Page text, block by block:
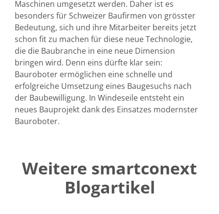
Maschinen umgesetzt werden. Daher ist es
besonders für Schweizer Baufirmen von grösster
Bedeutung, sich und ihre Mitarbeiter bereits jetzt
schon fit zu machen für diese neue Technologie,
die die Baubranche in eine neue Dimension
bringen wird. Denn eins dürfte klar sein:
Bauroboter ermöglichen eine schnelle und
erfolgreiche Umsetzung eines Baugesuchs nach
der Baubewilligung. In Windeseile entsteht ein
neues Bauprojekt dank des Einsatzes modernster
Bauroboter.
Weitere smartconext
Blogartikel